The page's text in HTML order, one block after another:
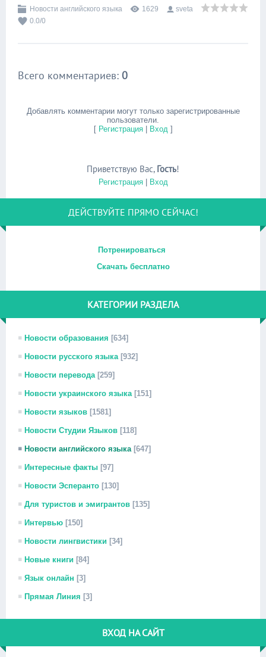
Новости английского языка 1629
sveta
0.0/0
Всего комментариев: 0
Добавлять комментарии могут только зарегистрированные
пользователи.
[ Регистрация| Вход]
Приветствую Вас, Гость!
Регистрация| Вход
ДЕЙСТВУЙТЕ ПРЯМО СЕЙЧАС!
Потренироваться
Скачать бесплатно
КАТЕГОРИИ РАЗДЕЛА
Новости образования [634]
Новости русского языка [932]
Новости перевода [259]
Новости украинского языка [151]
Новости языков [1581]
Новости Студии Языков [118]
Новости английского языка [647]
Интересные факты [97]
Новости Эсперанто [130]
Для туристов и эмигрантов [135]
Интервью [150]
Новости лингвистики [34]
Новые книги [84]
Язык онлайн [3]
Прямая Линия [3]
ВХОД НА САЙТ